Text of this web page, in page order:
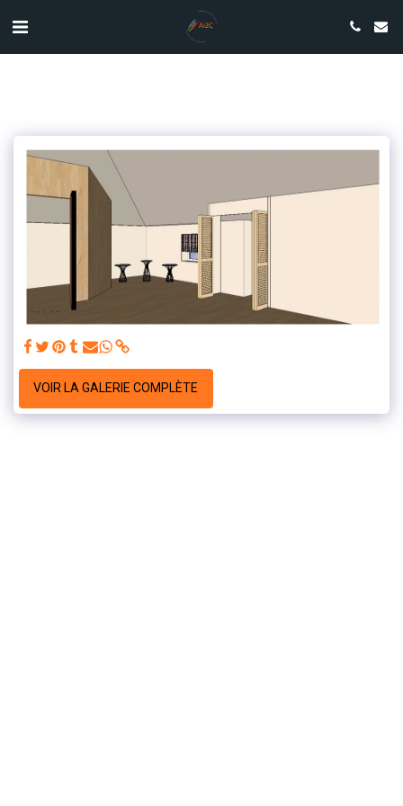
VOIR LA GALERIE COMPLÈTE